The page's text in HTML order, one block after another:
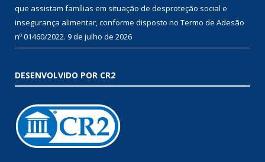
que assistam famílias em situação de desproteção social e
insegurança alimentar, conforme disposto no Termo de Adesão
nº 01460/2022. 9 de julho de 2026
DESENVOLVIDO POR CR2